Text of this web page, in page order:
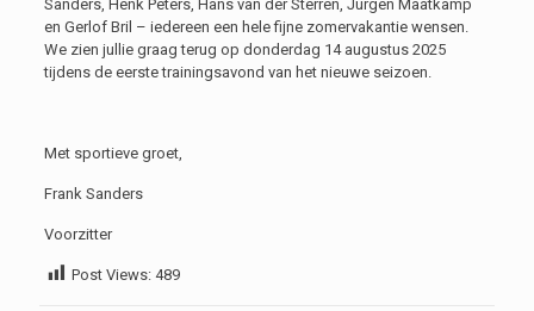
Sanders, Henk Peters, Hans van der Sterren, Jurgen Maatkamp
en Gerlof Bril – iedereen een hele fijne zomervakantie wensen.
We zien jullie graag terug op donderdag 14 augustus 2025
tijdens de eerste trainingsavond van het nieuwe seizoen.
Met sportieve groet,
Frank Sanders
Voorzitter
Post Views: 489